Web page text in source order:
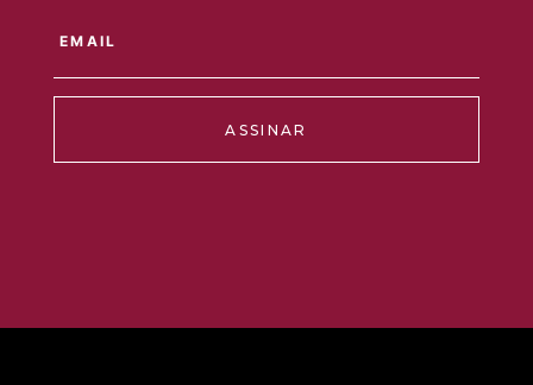
ASSINAR